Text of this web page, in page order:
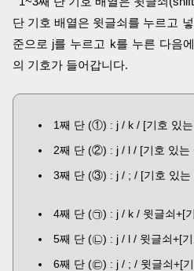
단 기호 배열은 윗글쇠를 누르고
준으로 j를 누르고 k를 누른 다음
의 기호가 들어갑니다.
1째 단 (①) : j / k / [기호 있
2째 단 (②) : j / l / [기호 있는
3째 단 (③) : j / ; / [기호 있는
4째 단 (㉠) : j / k / 윗글쇠+[
5째 단 (㉡) : j / l / 윗글쇠+[
6째 단 (㉢) : j / ; / 윗글쇠+[